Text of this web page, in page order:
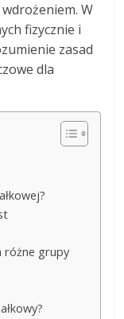
W
fizycznie i
zasad
dla
różne grupy